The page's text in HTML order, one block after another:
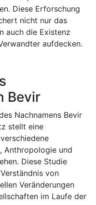
Diese Erforschung
nicht nur das
auch die Existenz
aufdecken.
Bevir
Nachnamens Bevir
stellt eine
Anthropologie und
Diese Studie
von
Veränderungen
im Laufe der